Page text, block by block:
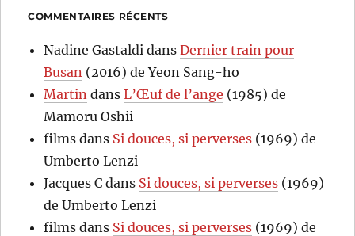
COMMENTAIRES RÉCENTS
Nadine Gastaldi dansDernier train pour
Busan (2016) de Yeon Sang-ho
Martin dansL’Œuf de l’ange (1985) de
Mamoru Oshii
films dans Si douces, si perverses (1969) de
Umberto Lenzi
Jacques C dans Si douces, si perverses (1969)
de Umberto Lenzi
films dans Si douces, si perverses (1969) de